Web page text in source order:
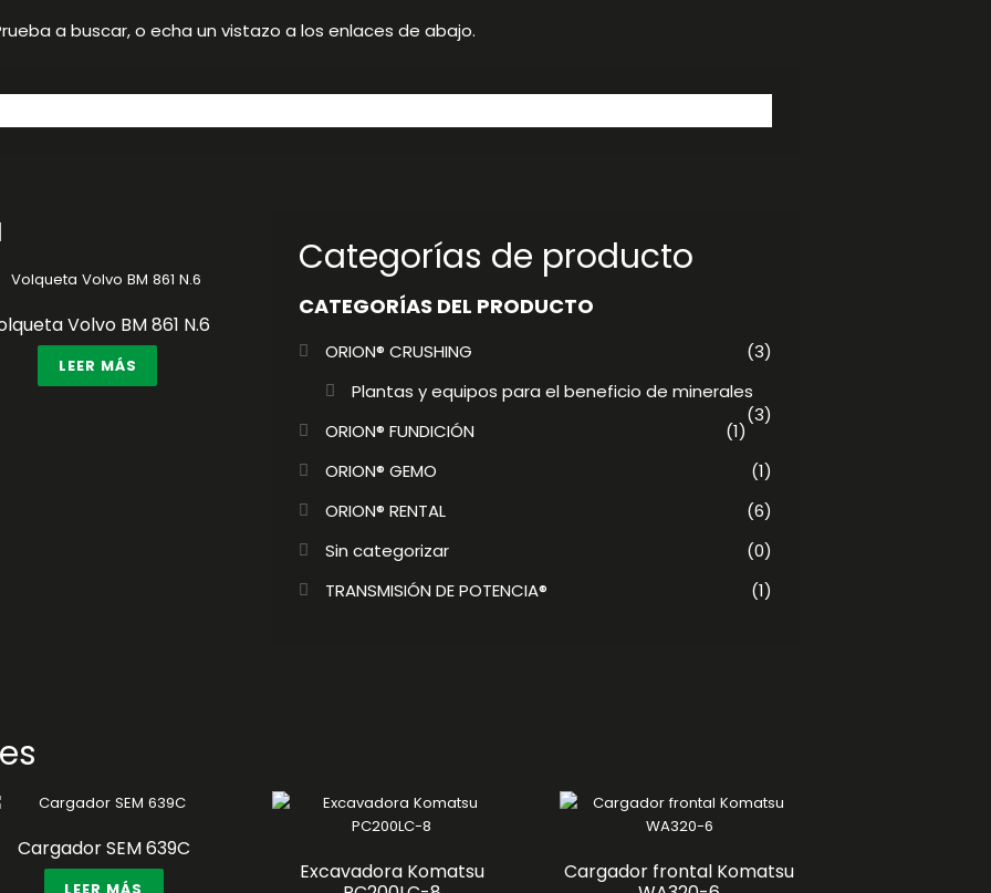
a buscar, o echa un vistazo a los enlaces de abajo.
Volvo BM 861 N.6
LEER MÁS
Categorías de producto
CATEGORÍAS DEL PRODUCTO
ORION® CRUSHING
(3)
Plantas y equipos para el beneficio de minerales
(3)
ORION® FUNDICIÓN
(1)
ORION® GEMO
(1)
ORION® RENTAL
(6)
Sin categorizar
(0)
TRANSMISIÓN DE POTENCIA®
(1)
Cargador SEM 639C
Excavadora Komatsu
Cargador frontal Komatsu